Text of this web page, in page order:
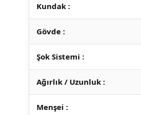
Kundak :
Gövde :
Şok Sistemi :
Ağırlık / Uzunluk :
Menşei :